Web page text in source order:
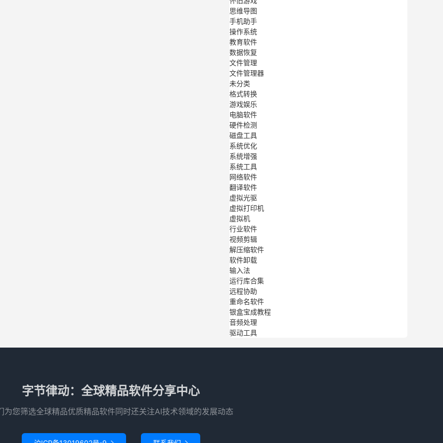
思维导图
手机助手
操作系统
教育软件
数据恢复
文件管理
文件管理器
未分类
格式转换
游戏娱乐
电脑软件
硬件检测
磁盘工具
系统优化
系统增强
系统工具
网络软件
翻译软件
虚拟光驱
虚拟打印机
虚拟机
行业软件
视频剪辑
解压缩软件
软件卸载
输入法
运行库合集
远程协助
重命名软件
银盒宝成教程
音频处理
驱动工具
字节律动：全球精品软件分享中心
为您筛选全球精品优质精品软件同时还关注AI技术领域的发展动态